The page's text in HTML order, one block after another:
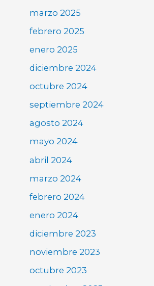
marzo 2025
febrero 2025
enero 2025
diciembre 2024
octubre 2024
septiembre 2024
agosto 2024
mayo 2024
abril 2024
marzo 2024
febrero 2024
enero 2024
diciembre 2023
noviembre 2023
octubre 2023